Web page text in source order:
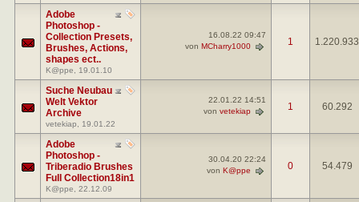
Adobe
Photoshop -
Collection Presets,
Brushes, Actions,
shapes ect..
K@ppe , 19.01.10
16.08.22 09:47
von MCharry1000 1 1.220.933
Suche Neubau
Welt Vektor
Archive
vetekiap , 19.01.22
22.01.22 14:51
von vetekiap 1 60.292
Adobe
Photoshop -
Triberadio Brushes
Full Collection18in1
K@ppe , 22.12.09
30.04.20 22:24
von K@ppe 0 54.479